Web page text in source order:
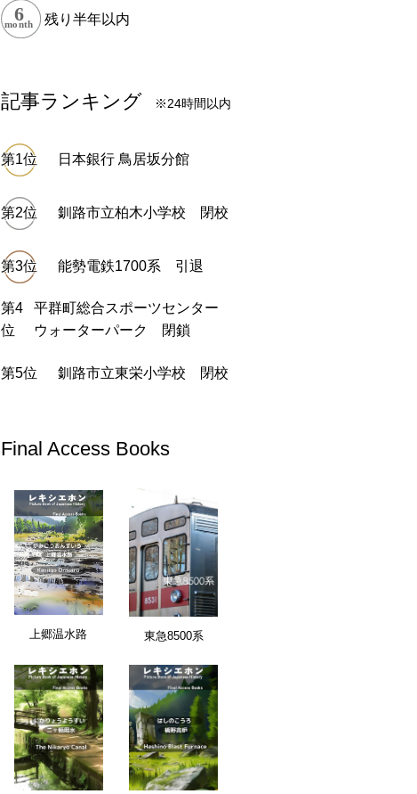
愛知県
残り半年以内
記事ランキング ※24時間以内
日本銀行 鳥居坂分館
釧路市立柏木小学校 閉校
能勢電鉄1700系 引退
平群町総合スポーツセンター
ウォーターパーク 閉鎖
釧路市立東栄小学校 閉校
Final Access Books
上郷温水路 東急8500系